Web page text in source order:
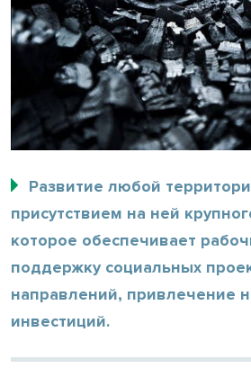
Развитие любой
присутствием на ней
которое обеспечивает
поддержку социальных
направлений, привлечение
инвестиций.